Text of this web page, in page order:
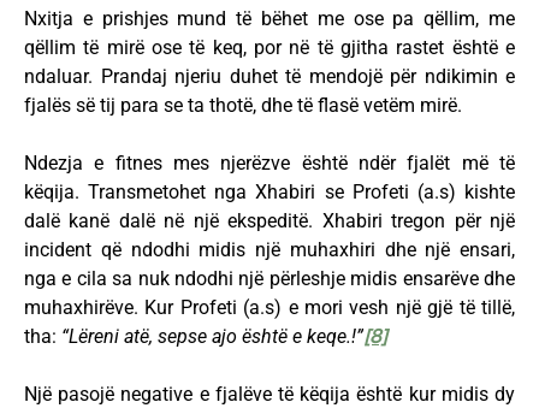
Nxitja e prishjes mund të bëhet me ose pa qëllim, me
qëllim të mirë ose të keq, por në të gjitha rastet është e
ndaluar. Prandaj njeriu duhet të mendojë për ndikimin e
fjalës së tij para se ta thotë, dhe të flasë vetëm mirë.
Ndezja e fitnes mes njerëzve është ndër fjalët më të
këqija. Transmetohet nga Xhabiri se Profeti (a.s) kishte
dalë kanë dalë në një ekspeditë. Xhabiri tregon për një
incident që ndodhi midis një muhaxhiri dhe një ensari,
nga e cila sa nuk ndodhi një përleshje midis ensarëve dhe
muhaxhirëve. Kur Profeti (a.s) e mori vesh një gjë të tillë,
tha: “Lëreni atë, sepse ajo është e keqe.!”[8]
Një pasojë negative e fjalëve të këqija është kur midis dy